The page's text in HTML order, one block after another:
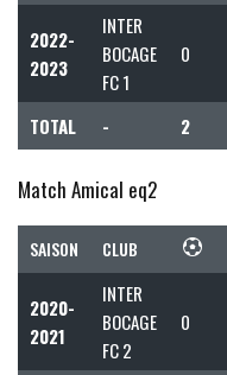
2022-
2023
INTER
BOCAGE
FC 1
0
TOTAL - 2
Match Amical eq2
SAISON CLUB
2020-
2021
INTER
BOCAGE
FC 2
0